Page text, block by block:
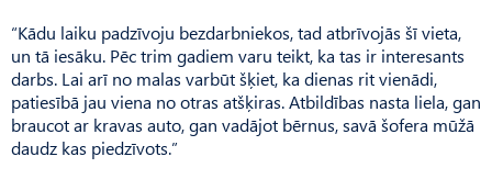
“Kādu laiku padzīvoju bezdarbniekos, tad atbrīvojās šī vieta,
un tā iesāku. Pēc trim gadiem varu teikt, ka tas ir interesants
darbs. Lai arī no malas varbūt šķiet, ka dienas rit vienādi,
patiesībā jau viena no otras atšķiras. Atbildības nasta liela, gan
braucot ar kravas auto, gan vadājot bērnus, savā šofera mūžā
daudz kas piedzīvots.”